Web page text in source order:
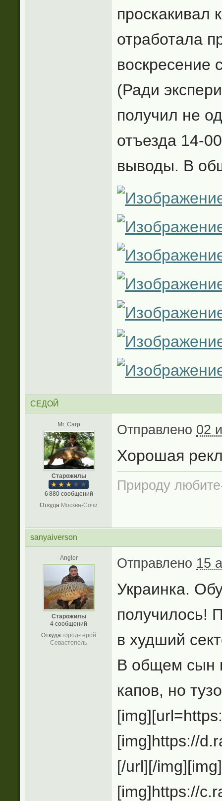
проскакивал
отработала
воскресение
(Ради
получил не
отъезда 14-
выводы. В
СЕДОЙ
Mr. Carp
Старожилы
6 880 сообщений
Откуда Москва-Сочи
Отправлено 02
Хорошая
Природу
sanyaiverson
Angler
Старожилы
4 сообщений
Откуда город-герой
Севастополь
Отправлено 15
Украинка.
получилось!
в худший
В общем сын
капов, но
[img]https://
[/url][/
[img]https://